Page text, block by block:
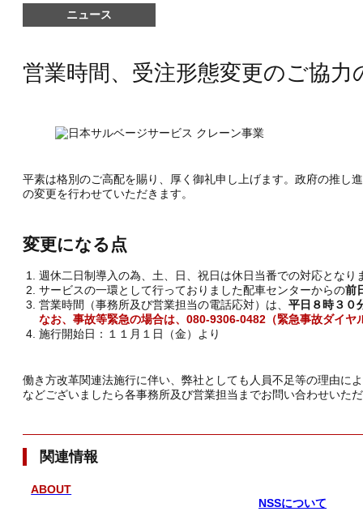
ニュース
営業時間、受注形態変更のご協力
平素は格別のご高配を賜り、厚く御礼申し上げます。政府の推し
の変更を行わせていただきます。
変更になる点
週休二日制導入の為、土、日、祝日は休日当番での対応とな
サービスの一環として行っておりました配車センターからの前
営業時間（事務所及び営業担当の電話応対）は、 平日８時３０
なお、事故等緊急の場合は、080-9306-0482（緊急事故ダイヤ
施行開始日：１１月１日（金）より
働き方改革関連法施行に伴い、弊社としても人員不足等の理由に
などございましたら各事務所及び営業担当までお問い合わせいた
関連情報
ABOUT
NSSについて